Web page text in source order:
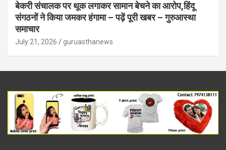
बेकरी संचालक पर थूक लगाकर सामान बेचने का आरोप,हिंदू
संगठनों ने किया जमकर हंगामा – पढ़ें पूरी खबर – गुरुआस्था
समाचार
July 21, 2026 guruasthanews